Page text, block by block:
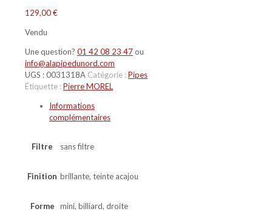
129,00€
Vendu
Une question? 01 42 08 23 47ou
info@alapipedunord.com
UGS :0031318A Catégorie :Pipes
Étiquette :Pierre MOREL
Informations
complémentaires
Filtre sans filtre
Finition brillante, teinte acajou
Forme mini, billiard, droite